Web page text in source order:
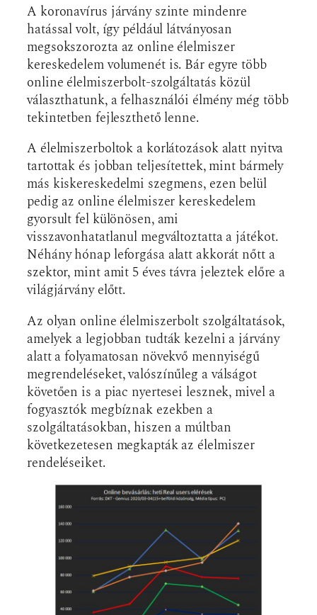
A koronavírus járvány szinte mindenre
hatással volt, így például látványosan
megsokszorozta az online élelmiszer
kereskedelem volumenét is. Bár egyre több
online élelmiszerbolt-szolgáltatás közül
választhatunk, a felhasználói élmény még több
tekintetben fejleszthető lenne.
A élelmiszerboltok a korlátozások alatt nyitva
tartottak és jobban teljesítettek, mint bármely
más kiskereskedelmi szegmens, ezen belül
pedig az online élelmiszer kereskedelem
gyorsult fel különösen, ami
visszavonhatatlanul megváltoztatta a játékot.
Néhány hónap leforgása alatt akkorát nőtt a
szektor, mint amit 5 éves távra jeleztek előre a
világjárvány előtt.
Az olyan online élelmiszerbolt szolgáltatások,
amelyek a legjobban tudták kezelni a járvány
alatt a folyamatosan növekvő mennyiségű
megrendeléseket, valószínűleg a válságot
követően is a piac nyertesei lesznek, mivel a
fogyasztók megbíznak ezekben a
szolgáltatásokban, hiszen a múltban
következetesen megkapták az élelmiszer
rendeléseiket.